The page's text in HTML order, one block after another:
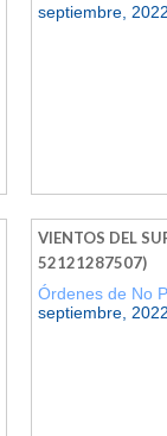
septiembre,
VIENTOS DEL
52121287507)
Órdenes de No
septiembre,